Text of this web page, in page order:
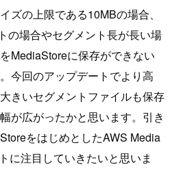
ズの上限である10MBの場合、
の場合やセグメント長が長い場
MediaStoreに保存ができない
今回のアップデートでより高
きいセグメントファイルも保存
が広がったかと思います。引き
をはじめとしたAWS Media
に注目していきたいと思いま